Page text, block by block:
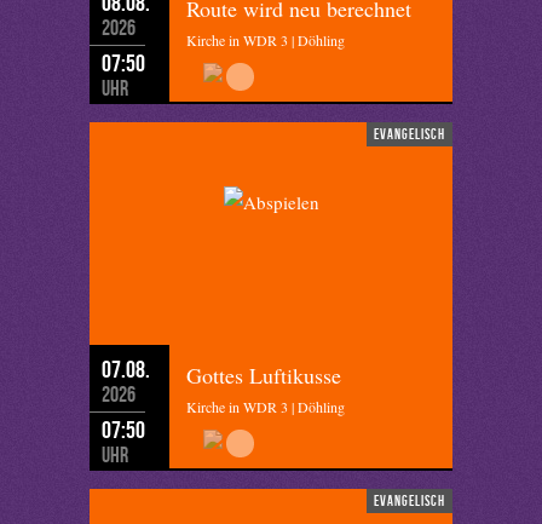
2026
07:50
Uhr
Route wird neu berechnet
Kirche in WDR 3 | Döhling
evangelisch
07.08.
2026
07:50
Uhr
Gottes Luftikusse
Kirche in WDR 3 | Döhling
evangelisch